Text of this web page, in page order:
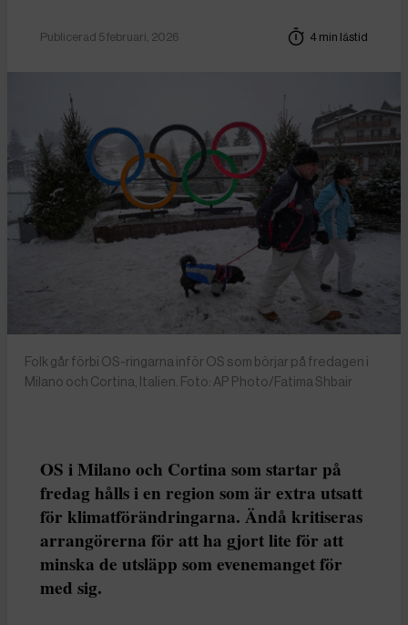
Publicerad 5 februari, 2026 4 min lästid
Folk går förbi OS-ringarna inför OS som börjar på fredagen i
Milano och Cortina, Italien. Foto: AP Photo/Fatima Shbair
OS i Milano och Cortina som startar på
fredag hålls i en region som är extra utsatt
för klimatförändringarna. Ändå kritiseras
arrangörerna för att ha gjort lite för att
minska de utsläpp som evenemanget för
med sig.